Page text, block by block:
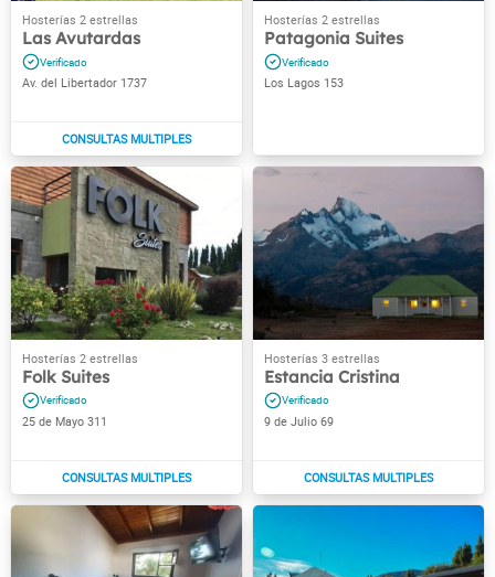
Las Avutardas
Av. del Libertador 1737
Patagonia Suites
Los Lagos 153
Folk Suites
25 de Mayo 311
Estancia Cristina
9 de Julio 69